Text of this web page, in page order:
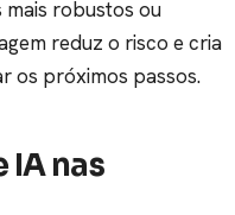
mais robustos ou
reduz o risco e cria
os próximos passos.
IA nas